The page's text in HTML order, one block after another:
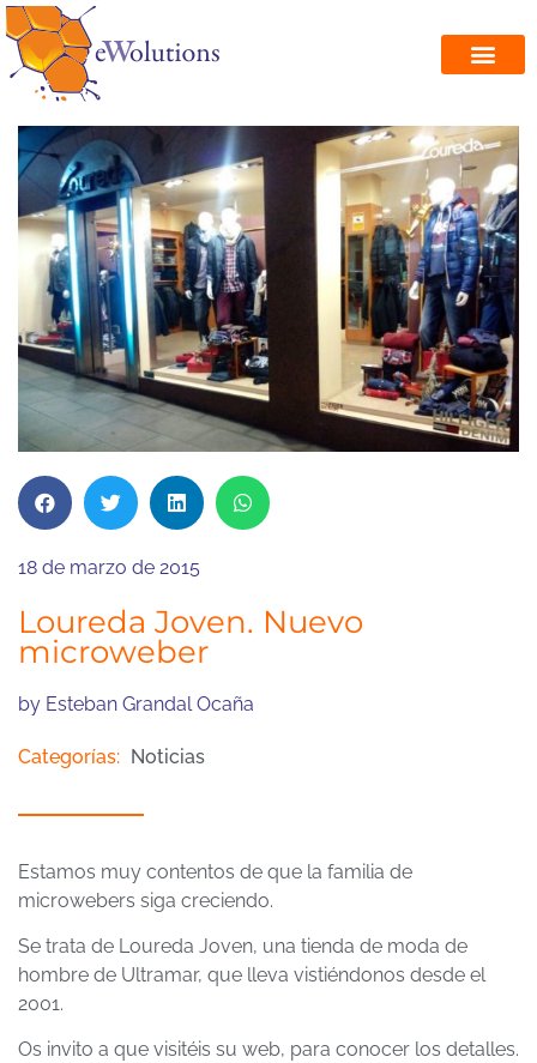
18 de marzo de 2015
Loureda Joven. Nuevo
microweber
by Esteban Grandal Ocaña
Categorías: Noticias
Estamos muy contentos de que la familia de
microwebers siga creciendo.
Se trata de Loureda Joven, una tienda de moda de
hombre de Ultramar, que lleva vistiéndonos desde el
2001.
Os invito a que visitéis su web, para conocer los detalles.